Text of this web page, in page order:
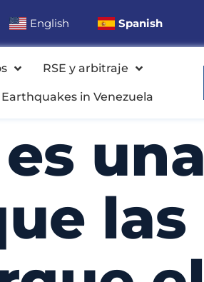
English Spanish
RSE y arbitraje
Earthquakes in Venezuela
una
las